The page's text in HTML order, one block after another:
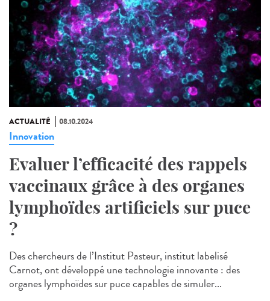
ACTUALITÉ 08.10.2024
Innovation
Evaluer l’efficacité des rappels
vaccinaux grâce à des organes
lymphoïdes artificiels sur puce
?
Des chercheurs de l’Institut Pasteur, institut labelisé
Carnot, ont développé une technologie innovante : des
organes lymphoïdes sur puce capables de simuler...